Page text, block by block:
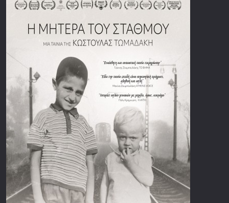
Ευρωπαικός Κινηματογράφος
Θρησκευτικές
Θρίλερ
Καταστροφής
Κλασσικές